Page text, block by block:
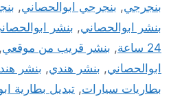
بنجرجي, بنجرجي ابوالحصاني,
بنشر ابوالحصاني, بنشر
24 ساعة
, بنشر قريب من موقعي,
ابوالحصاني, بنشر هندي, بنشر
بطاريات سيارات, تبديل بطارية